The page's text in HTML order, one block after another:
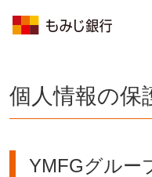
個人情報の保
YMFGグルー